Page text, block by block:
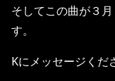
そしてこの曲が３
す。
Kにメッセージくだ